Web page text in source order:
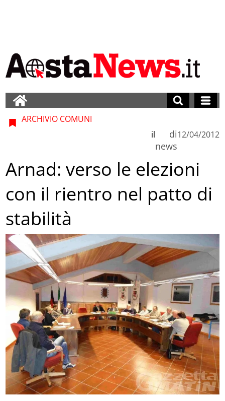
ARCHIVIO COMUNI
di
news
il 12/04/2012
Arnad: verso le elezioni
con il rientro nel patto di
stabilità